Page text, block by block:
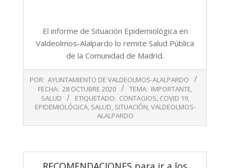
El informe de Situación Epidemiológica en
Valdeolmos-Alalpardo lo remite Salud Pública
de la Comunidad de Madrid.
10-
POR: AYUNTAMIENTO DE VALDEOLMOS-ALALPARDO
FECHA: 28 OCTUBRE 2020 TEMA: IMPORTANTE,
SALUD
ETIQUETADO: CONTAGIOS, COVID 19,
EPIDEMIOLÓGICA, SALUD, SITUACIÓN,VALDEOLMOS-
ALALPARDO